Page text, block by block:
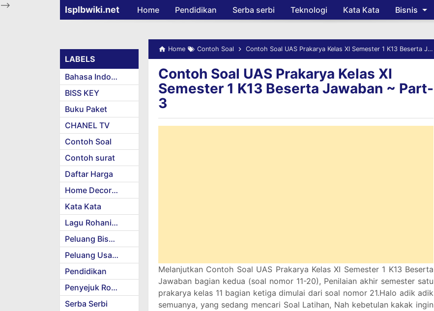
-->
Skip to main content
Isplbwiki.net Home Pendidikan Serba serbi Teknologi Kata Kata Bisnis
Home Contoh Soal Contoh Soal UAS Prakarya Kelas XI Semester 1 K13 Beserta Jawaban ~ Part-3
Contoh Soal UAS Prakarya Kelas XI
Semester 1 K13 Beserta Jawaban ~ Part-
3
Melanjutkan Contoh Soal UAS Prakarya Kelas XI Semester 1 K13 Beserta
Jawaban bagian kedua (soal nomor 11-20), Penilaian akhir semester satu
prakarya kelas 11 bagian ketiga dimulai dari soal nomor 21.Halo adik adik
semuanya, yang sedang mencari Soal Latihan, Nah kebetulan kakak ingin
LABELS
Bahasa Indonesia
BISS KEY
Buku Paket
CHANEL TV
Contoh Soal
Contoh surat
Daftar Harga
Home Decoration
Kata Kata
Lagu Rohani Kristen
Peluang Bisnis
Peluang Usaha
Pendidikan
Penyejuk Rohani
Serba Serbi